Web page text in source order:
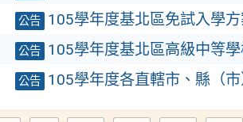
公告 105學年度基北區免試入學
公告 105學年度基北區高級中等
公告 105學年度各直轄市、縣（